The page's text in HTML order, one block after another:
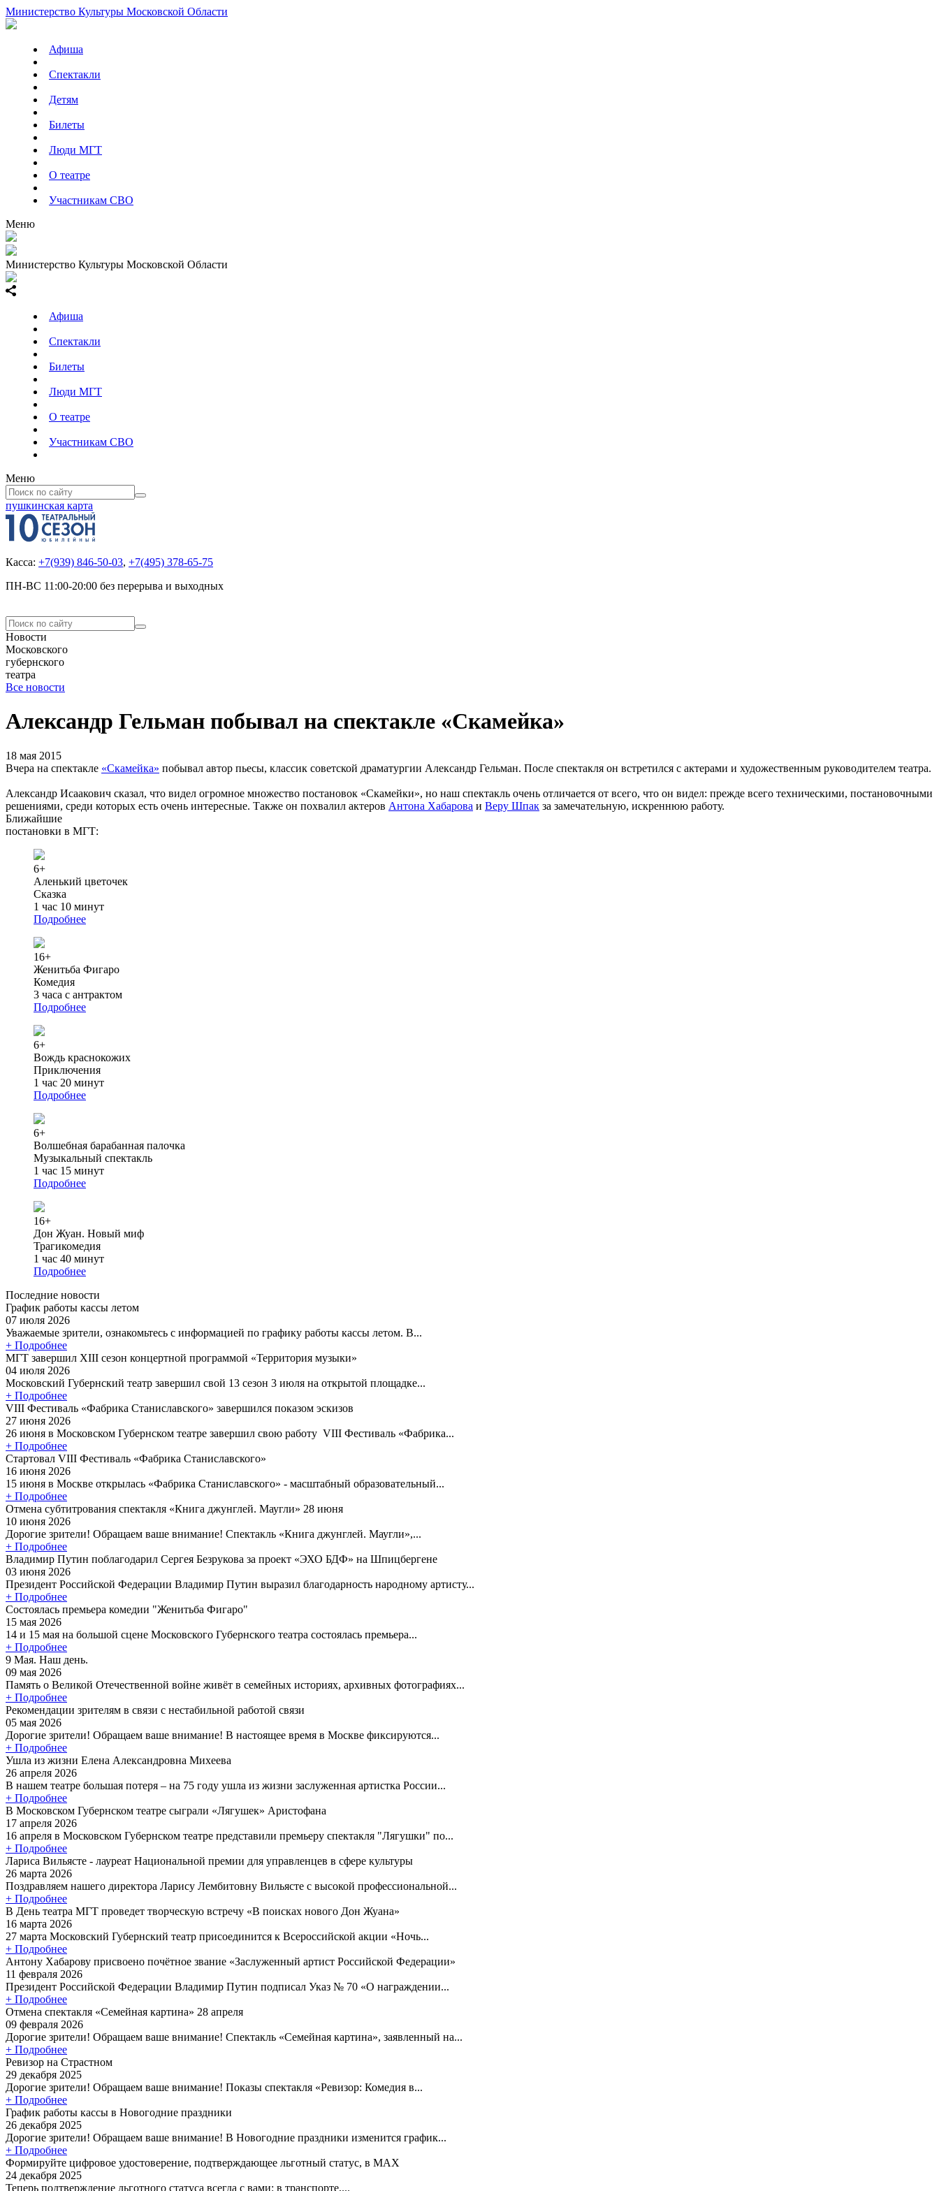
Министерство Культуры Московской Области
Афиша
Спектакли
Детям
Билеты
Люди МГТ
О театре
Участникам СВО
Меню
Министерство Культуры Московской Области
Афиша
Спектакли
Билеты
Люди МГТ
О театре
Участникам СВО
Меню
пушкинская карта
Касса: +7(939) 846-50-03, +7(495) 378-65-75
ПН-ВС 11:00-20:00 без перерыва и выходных
Новости
Московского
губернского
театра
Все новости
Александр Гельман побывал на спектакле «Скамейка»
18 мая 2015
Вчера на спектакле «Скамейка» побывал автор пьесы, классик советской драматургии Александр Гельман. После спектакля он встретился с актерами и художественным руководителем театра.
Александр Исаакович сказал, что видел огромное множество постановок «Скамейки», но наш спектакль очень отличается от всего, что он видел: прежде всего техническими, постановочными
решениями, среди которых есть очень интересные. Также он похвалил актеров Антона Хабарова и Веру Шпак за замечательную, искреннюю работу.
Ближайшие
постановки в МГТ:
6+
Аленький цветочек
Сказка
1 час 10 минут
Подробнее
16+
Женитьба Фигаро
Комедия
3 часа с антрактом
Подробнее
6+
Вождь краснокожих
Приключения
1 час 20 минут
Подробнее
6+
Волшебная барабанная палочка
Музыкальный спектакль
1 час 15 минут
Подробнее
16+
Дон Жуан. Новый миф
Трагикомедия
1 час 40 минут
Подробнее
Последние новости
График работы кассы летом
07 июля 2026
Уважаемые зрители, ознакомьтесь с информацией по графику работы кассы летом. В...
+ Подробнее
МГТ завершил XIII сезон концертной программой «Территория музыки»
04 июля 2026
Московский Губернский театр завершил свой 13 сезон 3 июля на открытой площадке...
+ Подробнее
VIII Фестиваль «Фабрика Станиславского» завершился показом эскизов
27 июня 2026
26 июня в Московском Губернском театре завершил свою работу VIII Фестиваль «Фабрика...
+ Подробнее
Стартовал VIII Фестиваль «Фабрика Станиславского»
16 июня 2026
15 июня в Москве открылась «Фабрика Станиславского» - масштабный образовательный...
+ Подробнее
Отмена субтитрования спектакля «Книга джунглей. Маугли» 28 июня
10 июня 2026
Дорогие зрители! Обращаем ваше внимание! Спектакль «Книга джунглей. Маугли»,...
+ Подробнее
Владимир Путин поблагодарил Сергея Безрукова за проект «ЭХО БДФ» на Шпицбергене
03 июня 2026
Президент Российской Федерации Владимир Путин выразил благодарность народному артисту...
+ Подробнее
Состоялась премьера комедии "Женитьба Фигаро"
15 мая 2026
14 и 15 мая на большой сцене Московского Губернского театра состоялась премьера...
+ Подробнее
9 Мая. Наш день.
09 мая 2026
Память о Великой Отечественной войне живёт в семейных историях, архивных фотографиях...
+ Подробнее
Рекомендации зрителям в связи с нестабильной работой связи
05 мая 2026
Дорогие зрители! Обращаем ваше внимание! В настоящее время в Москве фиксируются...
+ Подробнее
Ушла из жизни Елена Александровна Михеева
26 апреля 2026
В нашем театре большая потеря – на 75 году ушла из жизни заслуженная артистка России...
+ Подробнее
В Московском Губернском театре сыграли «Лягушек» Аристофана
17 апреля 2026
16 апреля в Московском Губернском театре представили премьеру спектакля "Лягушки" по...
+ Подробнее
Лариса Вильясте - лауреат Национальной премии для управленцев в сфере культуры
26 марта 2026
Поздравляем нашего директора Ларису Лембитовну Вильясте с высокой профессиональной...
+ Подробнее
В День театра МГТ проведет творческую встречу «В поисках нового Дон Жуана»
16 марта 2026
27 марта Московский Губернский театр присоединится к Всероссийской акции «Ночь...
+ Подробнее
Антону Хабарову присвоено почётное звание «Заслуженный артист Российской Федерации»
11 февраля 2026
Президент Российской Федерации Владимир Путин подписал Указ № 70 «О награждении...
+ Подробнее
Отмена спектакля «Семейная картина» 28 апреля
09 февраля 2026
Дорогие зрители! Обращаем ваше внимание! Спектакль «Семейная картина», заявленный на...
+ Подробнее
Ревизор на Страстном
29 декабря 2025
Дорогие зрители! Обращаем ваше внимание! Показы спектакля «Ревизор: Комедия в...
+ Подробнее
График работы кассы в Новогодние праздники
26 декабря 2025
Дорогие зрители! Обращаем ваше внимание! В Новогодние праздники изменится график...
+ Подробнее
Формируйте цифровое удостоверение, подтверждающее льготный статус, в МАХ
24 декабря 2025
Теперь подтверждение льготного статуса всегда с вами: в транспорте,...